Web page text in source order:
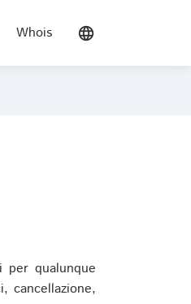
Whois language
qualunque
cancellazione,